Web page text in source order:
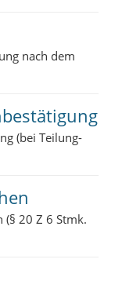
nach dem
(bei Teilung-
20 Z 6 Stmk.